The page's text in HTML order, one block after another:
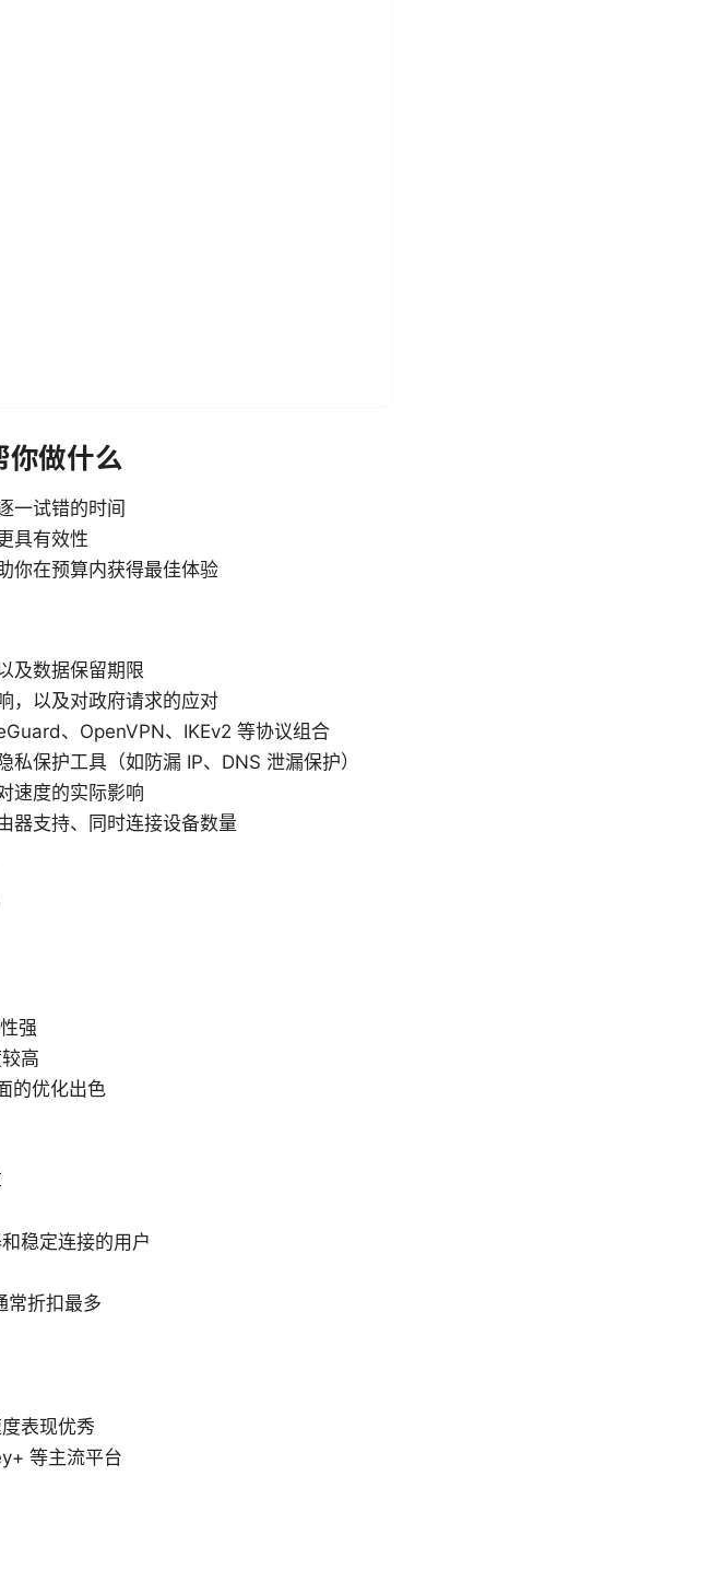
你做什么
一试错的时间
具有效性
你在预算内获得最佳体验
及数据保留期限
，以及对政府请求的应对
、OpenVPN、IKEv2 等协议组合
保护工具（如防漏 IP、DNS 泄漏保护）
速度的实际影响
器支持、同时连接设备数量
强
高
的优化出色
稳定连接的用户
常折扣最多
表现优秀
等主流平台